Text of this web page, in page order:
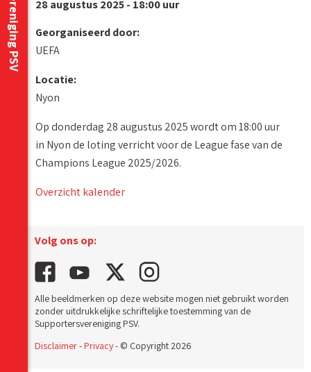
28 augustus 2025 - 18:00 uur
Georganiseerd door:
UEFA
Locatie:
Nyon
Op donderdag 28 augustus 2025 wordt om 18:00 uur
in Nyon de loting verricht voor de League fase van de
Champions League 2025/2026.
Overzicht kalender
Volg ons op:
Alle beeldmerken op deze website mogen niet gebruikt worden
zonder uitdrukkelijke schriftelijke toestemming van de
Supportersvereniging PSV.
Disclaimer-Privacy- © Copyright 2026